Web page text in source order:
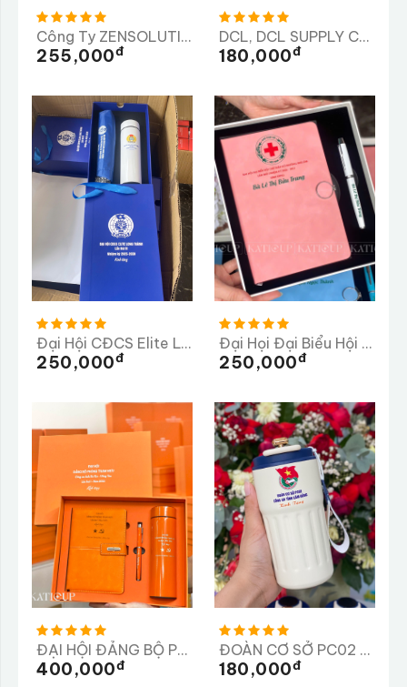
Công Ty ZENSOLUTION
255,000Đ
DCL, DCL SUPPLY CHAIN LTD, Công Ty TNHH Quản Lý Chuỗi Cung Ứng DCL
180,000Đ
Đại Hội CĐCS Elite Long Thành Lần Thứ 3 Nhiệm Kỳ 2025-2026
250,000Đ
Đại Họi Đại Biểu Hội Chữ Thập Đỏ Phường Phú Lâm
250,000Đ
ĐẠI HỘI ĐẢNG BỘ PHÒNG THAM MƯU
400,000Đ
ĐOÀN CƠ SỞ PC02 CÔNG AN TỈNH LÂM ĐỒNG
180,000Đ